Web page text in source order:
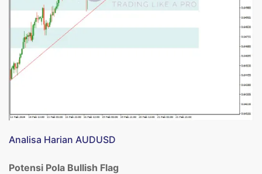
Analisa Harian AUDUSD
Potensi Pola Bullish Flag